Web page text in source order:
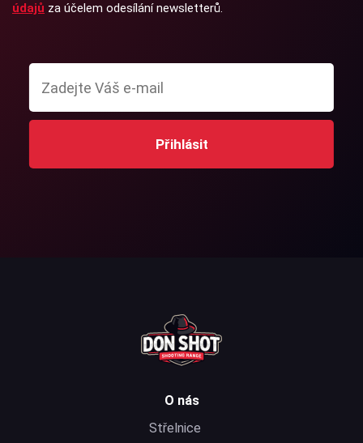
údajů za účelem odesílání newsletterů.
Přihlásit
O nás
Střelnice